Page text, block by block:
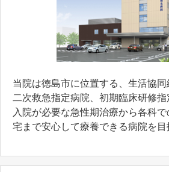
当院は徳島市に位置する、⽣活協同
二次救急指定病院、初期臨床研修指
入院が必要な急性期治療から各科
宅まで安心して療養できる病院を目